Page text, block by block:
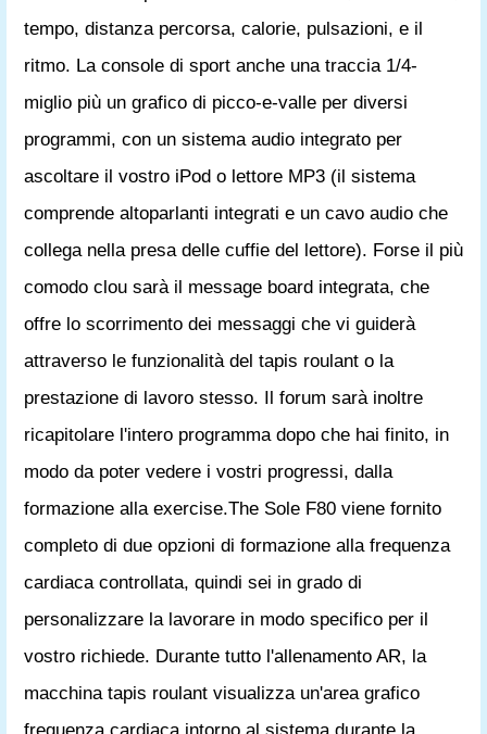
tempo, distanza percorsa, calorie, pulsazioni, e il
ritmo. La console di sport anche una traccia 1/4-
miglio più un grafico di picco-e-valle per diversi
programmi, con un sistema audio integrato per
ascoltare il vostro iPod o lettore MP3 (il sistema
comprende altoparlanti integrati e un cavo audio che
collega nella presa delle cuffie del lettore). Forse il più
comodo clou sarà il message board integrata, che
offre lo scorrimento dei messaggi che vi guiderà
attraverso le funzionalità del tapis roulant o la
prestazione di lavoro stesso. Il forum sarà inoltre
ricapitolare l'intero programma dopo che hai finito, in
modo da poter vedere i vostri progressi, dalla
formazione alla exercise.The Sole F80 viene fornito
completo di due opzioni di formazione alla frequenza
cardiaca controllata, quindi sei in grado di
personalizzare la lavorare in modo specifico per il
vostro richiede. Durante tutto l'allenamento AR, la
macchina tapis roulant visualizza un'area grafico